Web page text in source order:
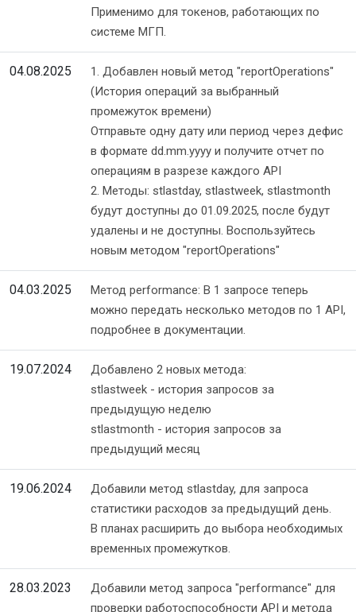
Применимо для токенов, работающих по
системе МГП.
04.08.2025
1. Добавлен новый метод "reportOperations"
(История операций за выбранный
промежуток времени)
Отправьте одну дату или период через дефис
в формате dd.mm.yyyy и получите отчет по
операциям в разрезе каждого API
2. Методы: stlastday, stlastweek, stlastmonth
будут доступны до 01.09.2025, после будут
удалены и не доступны. Воспользуйтесь
новым методом "reportOperations"
04.03.2025
Метод performance: В 1 запросе теперь
можно передать несколько методов по 1 API,
подробнее в документации.
19.07.2024
Добавлено 2 новых метода:
stlastweek - история запросов за
предыдущую неделю
stlastmonth - история запросов за
предыдущий месяц
19.06.2024
Добавили метод stlastday, для запроса
статистики расходов за предыдущий день.
В планах расширить до выбора необходимых
временных промежутков.
28.03.2023
Добавили метод запроса "performance" для
проверки работоспособности API и метода